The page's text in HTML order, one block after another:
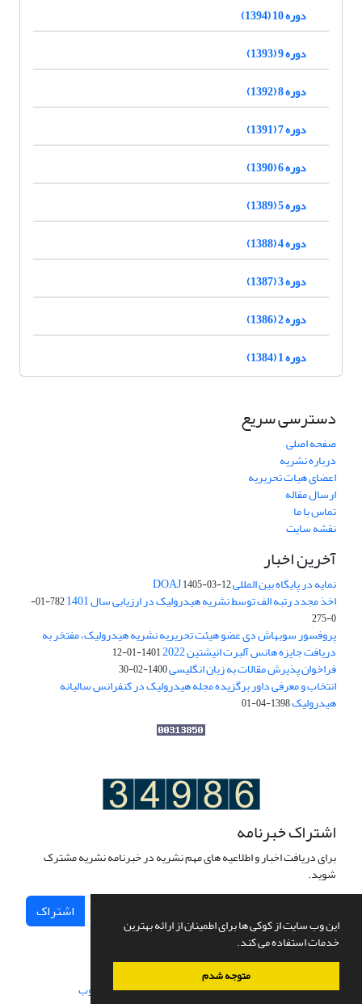
این وب سایت از کوکی ها برای اطمینان از ارائه بهترین
خدمات استفاده می کند.
متوجه شدم
دوره 10 (1394)
دوره 9 (1393)
دوره 8 (1392)
دوره 7 (1391)
دوره 6 (1390)
دوره 5 (1389)
دوره 4 (1388)
دوره 3 (1387)
دوره 2 (1386)
دوره 1 (1384)
دسترسی سریع
صفحه اصلی
درباره نشریه
اعضای هیات تحریریه
ارسال مقاله
تماس با ما
نقشه سایت
آخرین اخبار
نمایه در پایگاه بین المللی DOAJ1405-03-12
اخذ مجدد رتبه الف توسط نشریه هیدرولیک در ارزیابی سال 1401
782-01-
0-275
پروفسور سوبهاش دی عضو هیئت تحریریه نشریه هیدرولیک، مفتخر به
دریافت جایزه هانس آلبرت انیشتین 2022 1401-01-12
فراخوان پذیرش مقالات به زبان انگلیسی1400-02-30
انتخاب و معرفی داور برگزیده مجله هیدرولیک در کنفرانس سالیانه
هیدرولیک1398-04-01
اشتراک خبرنامه
برای دریافت اخبار و اطلاعیه های مهم نشریه در خبرنامه نشریه مشترک
شوید.
اشتراک
سامانه مدیریت نشریات علمی.طراحی و پیاده سازی از سیناوب